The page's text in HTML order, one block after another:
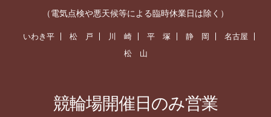
（電気点検や悪天候等による臨時休業日は除く）
いわき平 松 戸 川 崎 平 塚 静 岡
名古屋
松 山
競輪場開催日のみ営業